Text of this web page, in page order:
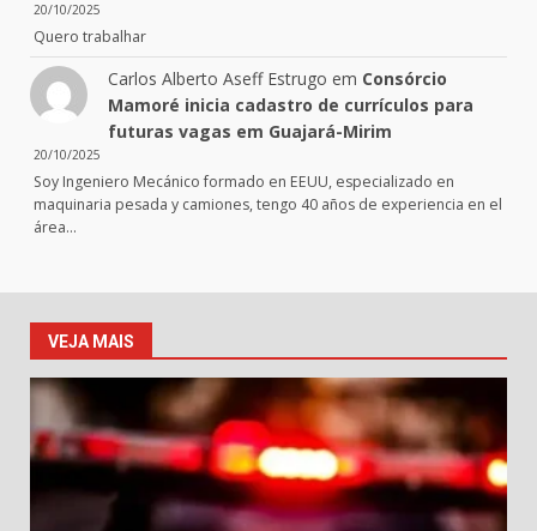
20/10/2025
Quero trabalhar
Carlos Alberto Aseff Estrugo em Consórcio
Mamoré inicia cadastro de currículos para
futuras vagas em Guajará-Mirim
20/10/2025
Soy Ingeniero Mecánico formado en EEUU, especializado en
maquinaria pesada y camiones, tengo 40 años de experiencia en el
área…
VEJA MAIS